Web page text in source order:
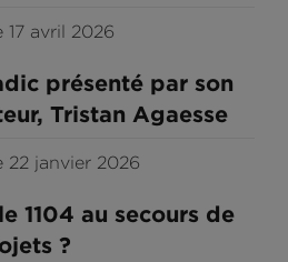
17 avril 2026
présenté par son
Tristan Agaesse
22 janvier 2026
1104 au secours de
?